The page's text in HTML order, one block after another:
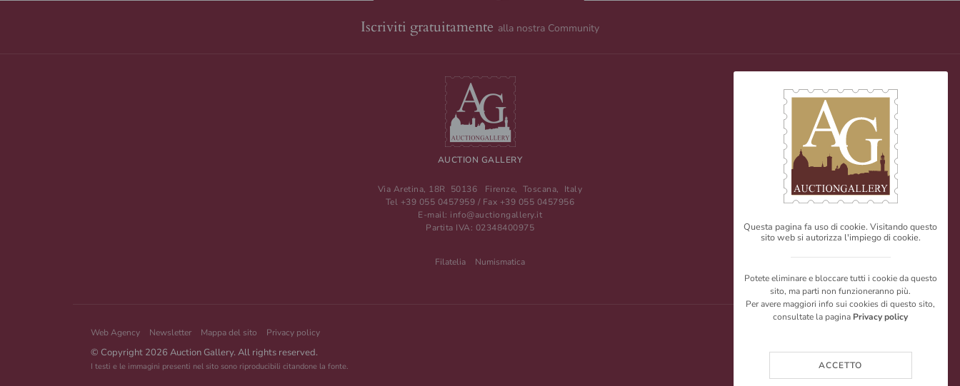
Iscriviti gratuitamente alla nostra Community
AUCTION GALLERY
Via Aretina, 18R 50136 Firenze, Toscana, Italy
Tel +39 055 0457959 / Fax +39 055 0457956
E-mail: info@auctiongallery.it
Partita IVA: 02348400975
Filatelia Numismatica
Web Agency Newsletter Mappa del sito Privacy policy
© Copyright 2026 Auction Gallery. All rights reserved.
I testi e le immagini presenti nel sito sono riproducibili citandone la fonte.
Questa pagina fa uso di cookie. Visitando questo
sito web si autorizza l'impiego di cookie.
Potete eliminare e bloccare tutti i cookie da questo
sito, ma parti non funzioneranno più.
Per avere maggiori info sui cookies di questo sito,
consultate la pagina Privacy policy
ACCETTO